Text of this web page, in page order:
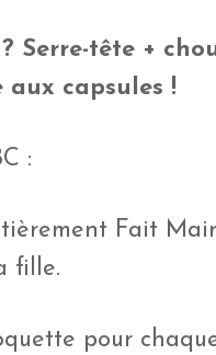
Serre-tête +
aux capsules !
:
Fait
fille.
pour